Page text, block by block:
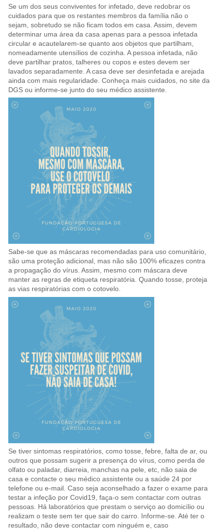
Se um dos seus conviventes for infetado, deve redobrar os
cuidados para que os restantes membros da família não o
sejam, sobretudo se não ficam todos em casa. Assim, devem
determinar uma área da casa apenas para a pessoa infetada
circular e acautelarem-se quanto aos objetos que partilham,
nomeadamente utensílios de cozinha. A pessoa infetada, não
deve partilhar pratos, talheres ou copos e estes devem ser
lavados separadamente. A casa deve ser desinfetada e arejada
ainda com mais regularidade. Conheça mais cuidados, no site da
DGS ou informe-se junto do seu médico assistente.
Sabe-se que as máscaras recomendadas para uso comunitário,
são uma proteção adicional, mas não são 100% eficazes contra
a propagação do vírus. Assim, mesmo com máscara deve
manter as regras de etiqueta respiratória. Quando tosse, proteja
as vias respiratórias com o cotovelo.
Se tiver sintomas respiratórios, como tosse, febre, falta de ar, ou
outros que possam sugerir a presença do vírus, como perda de
olfato ou paladar, diarreia, manchas na pele, etc, não saia de
casa e contacte o seu médico assistente ou a saúde 24 por
telefone ou e-mail. Caso seja aconselhado a fazer o exame para
testar a infeção por Covid19, faça-o sem contactar com outras
pessoas. Há laboratórios que prestam o serviço ao domicílio ou
realizam o teste sem ter que sair do carro. Informe-se. Até ter o
resultado, não deve contactar com ninguém e, caso